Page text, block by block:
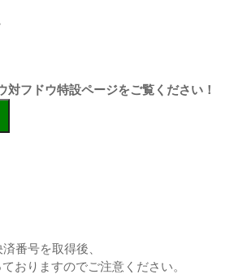
フドウ特設ページをご覧ください！
番号を取得後、
おりますのでご注意ください。